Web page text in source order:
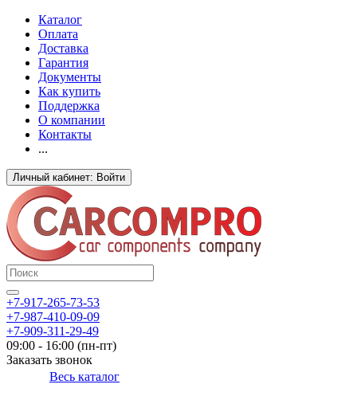
Каталог
Оплата
Доставка
Гарантия
Документы
Как купить
Поддержка
О компании
Контакты
...
Личный кабинет: Войти
+7-917-265-73-53
+7-987-410-09-09
+7-909-311-29-49
09:00 - 16:00 (пн-пт)
Заказать звонок
Весь каталог